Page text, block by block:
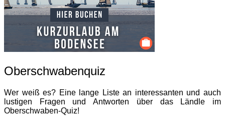
Oberschwabenquiz
Wer weiß es? Eine lange Liste an interessanten und auch
lustigen Fragen und Antworten über das Ländle im
Oberschwaben-Quiz!